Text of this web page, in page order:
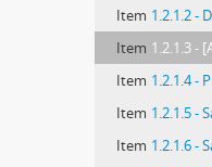
Item 1.2.1.2 -
Item 1.2.1.3 -
Item 1.2.1.4 -
Item 1.2.1.5 -
Item 1.2.1.6 -